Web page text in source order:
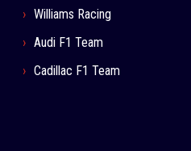
Williams Racing
Audi F1 Team
Cadillac F1 Team